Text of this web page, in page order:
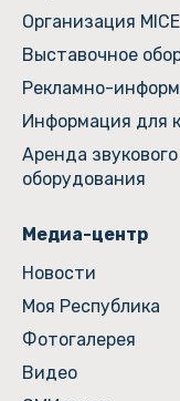
Организация
Выставочное
Рекламно-
Информация для
Аренда
оборудования
Медиа-центр
Новости
Моя Республика
Фотогалерея
Видео